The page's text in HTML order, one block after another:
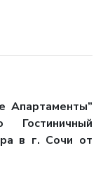
Апартаменты”
в г. Сочи от